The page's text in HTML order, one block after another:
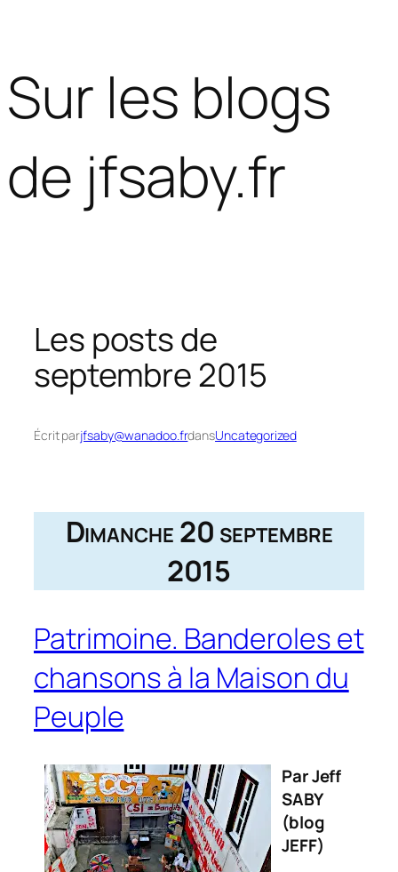
au
contenu
Sur les blogs
de jfsaby.fr
Les posts de
septembre 2015
Écrit parjfsaby@wanadoo.frdansUncategorized
Dimanche 20 septembre
2015
Patrimoine. Banderoles et
chansons à la Maison du
Peuple
Par Jeff
SABY
(blog
JEFF)